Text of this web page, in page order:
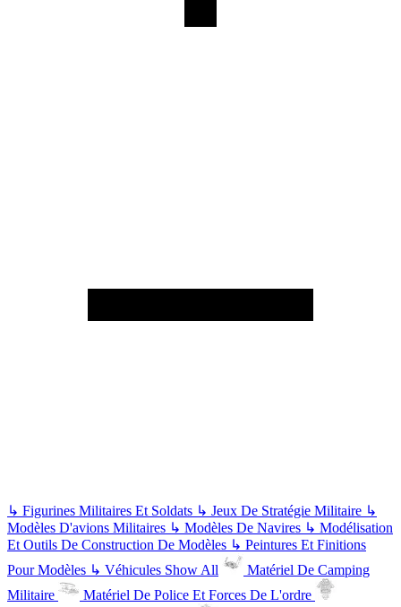
↳ Figurines Militaires Et Soldats ↳ Jeux De Stratégie Militaire ↳
Modèles D'avions Militaires ↳ Modèles De Navires ↳ Modélisation
Et Outils De Construction De Modèles ↳ Peintures Et Finitions
Pour Modèles ↳ Véhicules Show All
Matériel De Camping
Militaire
Matériel De Police Et Forces De L'ordre